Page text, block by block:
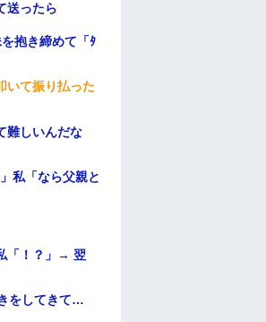
送ったら
抱き締めて「ﾀ
いて振り払った
難しいんだな
私「なら父親と
「！？」→ 翌
をしてきて…